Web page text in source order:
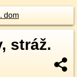
dom
stráž.